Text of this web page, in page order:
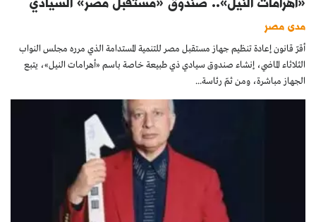
مدى مصر
أقرّ قانون إعادة تنظيم جهاز مستقبل مصر للتنمية المستدامة الذي مرره مجلس النواب
الثلاثاء الماضي، إنشاء صندوق سيادي ذي طبيعة خاصة باسم «أهرامات النيل»، يتبع
الجهاز مباشرة، ومن ثمّ رئاسة...